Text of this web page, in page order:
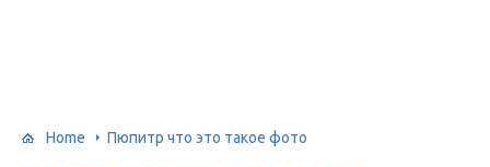
Home Пюпитр что это такое фото